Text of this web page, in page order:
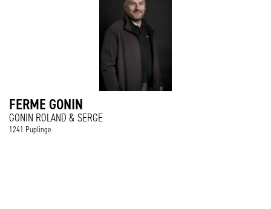
FERME GONIN
GONIN ROLAND & SERGE
1241 Puplinge